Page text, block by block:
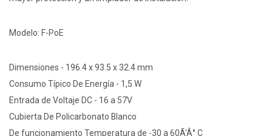
Modelo: F-PoE
Dimensiones - 196.4 x 93.5 x 32.4 mm
Consumo Típico De Energía - 1,5 W
Entrada de Voltaje DC - 16 a 57V
Cubierta De Policarbonato Blanco
De funcionamiento Temperatura de -30 a 60Ã'Â° C